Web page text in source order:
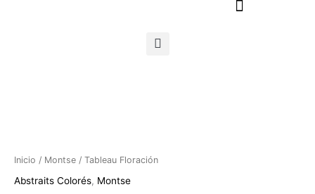
Inicio / Montse / Tableau Floración
Abstraits Colorés, Montse